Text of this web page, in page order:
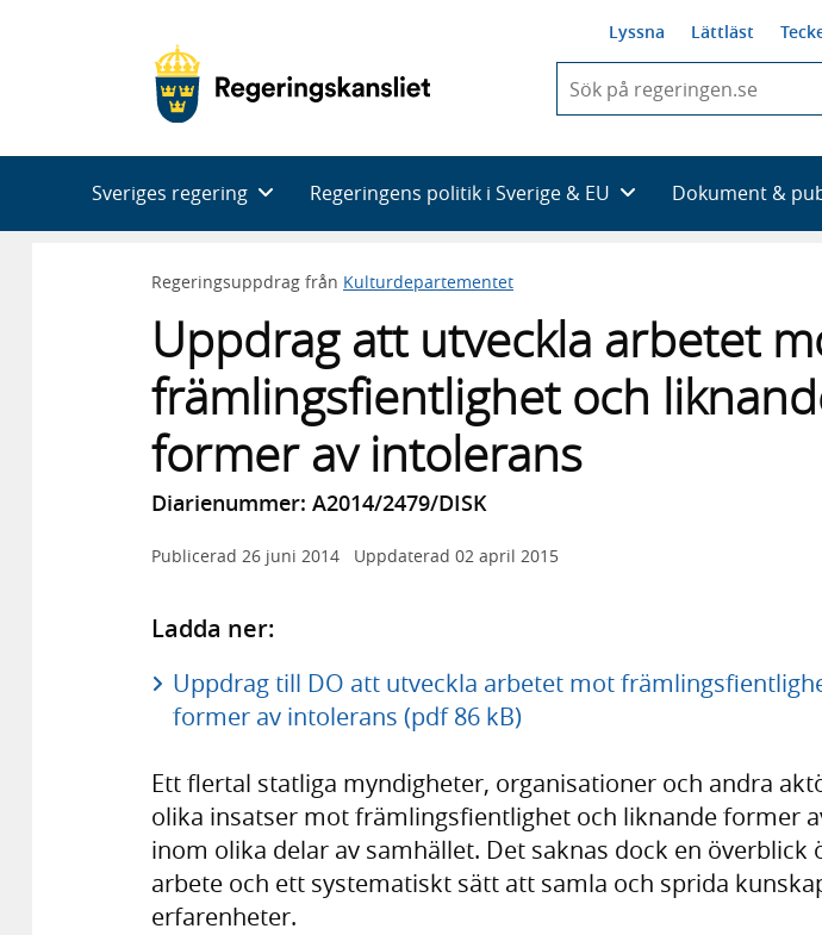
Lyssna Lättläst
du
skriva
framträder
en
Sveriges regering Regeringens politik i Sverige & EU Dokument &
Regeringsuppdrag från Kulturdepartementet
Uppdrag att utveckla arbetet
främlingsfientlighet och
former av intolerans
Diarienummer: A2014/2479/DISK
Publicerad 26 juni 2014 Uppdaterad 02 april 2015
Ladda ner:
Uppdrag till DO att utveckla arbetet mot
former av intolerans (pdf 86 kB)
Ett flertal statliga myndigheter, organisationer och andra
olika insatser mot främlingsfientlighet och liknande former
inom olika delar av samhället. Det saknas dock en överblick
arbete och ett systematiskt sätt att samla och sprida
erfarenheter.